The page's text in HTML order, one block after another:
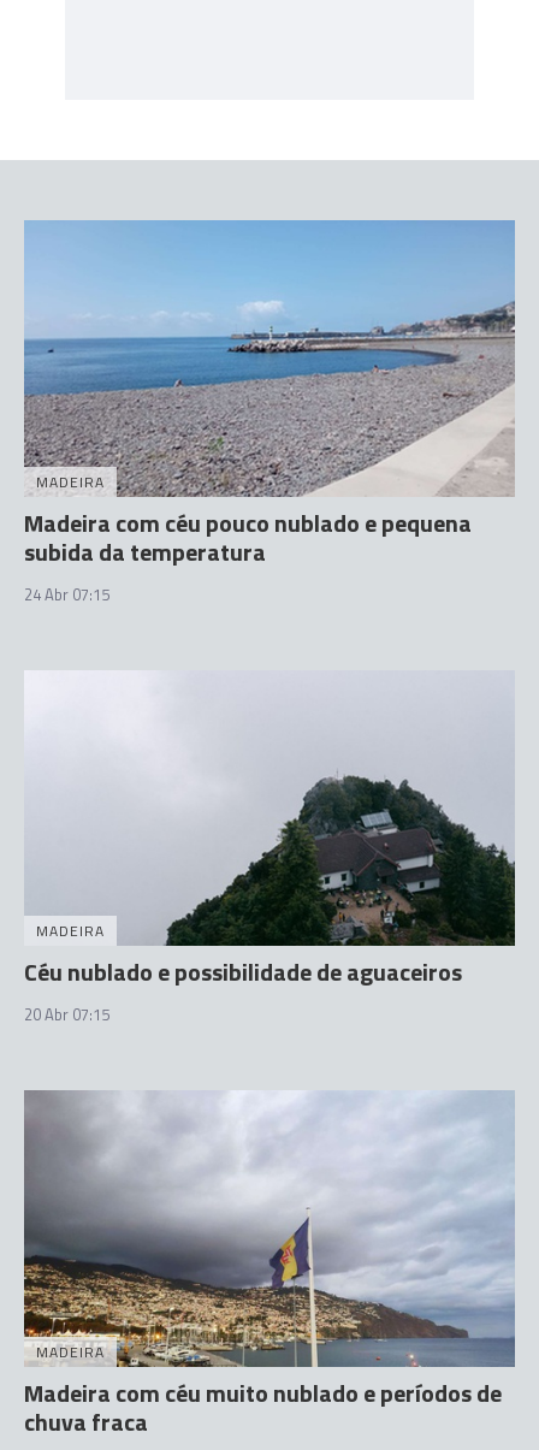
MADEIRA
Madeira com céu pouco nublado e pequena
subida da temperatura
24 Abr 07:15
MADEIRA
Céu nublado e possibilidade de aguaceiros
20 Abr 07:15
MADEIRA
Madeira com céu muito nublado e períodos de
chuva fraca